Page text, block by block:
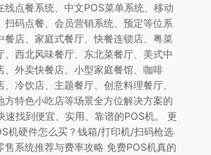
线点餐系统、中文POS菜单系统、移动
扫码点餐、会员营销系统、预定等位系
餐店、家庭式餐厅、快餐连锁店、粤菜
、西北风味餐厅、东北菜餐厅、美式中
、外卖快餐店、小型家庭餐馆、咖啡
冷饮店、主题餐厅、创意料理餐厅、
方特色小吃店等场景全方位解决方案的
速找到便宜、实用、靠谱的POS机。 更
机硬件怎么买？钱箱/打印机/扫码枪选
售系统推荐与费率攻略 免费POS机真的